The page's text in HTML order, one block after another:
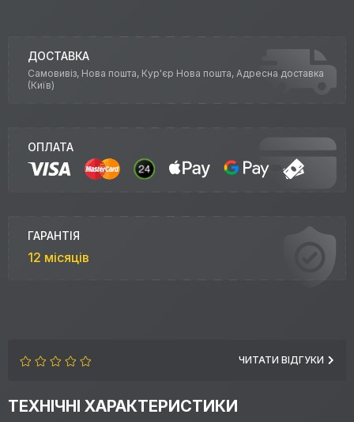
ЧИТАТИ ВІДГУКИ
ТЕХНІЧНІ ХАРАКТЕРИСТИКИ
ДОСТАВКА
Самовивіз, Нова пошта, Кур'єр Нова пошта, Адресна доставка
(Київ)
ОПЛАТА
ГАРАНТІЯ
12 місяців